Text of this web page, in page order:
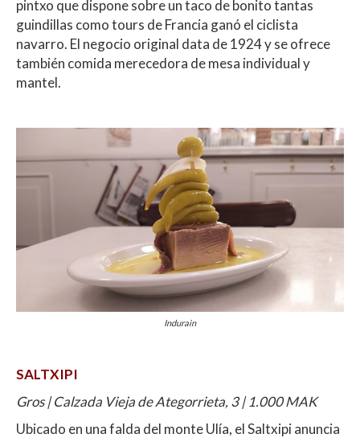
pintxo que dispone sobre un taco de bonito tantas
guindillas como tours de Francia ganó el ciclista
navarro. El negocio original data de 1924 y se ofrece
también comida merecedora de mesa individual y
mantel.
Indurain
SALTXIPI
Gros | Calzada Vieja de Ategorrieta, 3 | 1.000 MAK
Ubicado en una falda del monte Ulía, el Saltxipi anuncia